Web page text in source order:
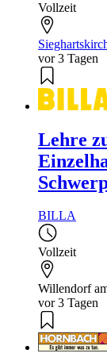
Vollzeit
vor 3 Tagen
Lehre
BILLA
Vollzeit
Willendorf
vor 3 Tagen